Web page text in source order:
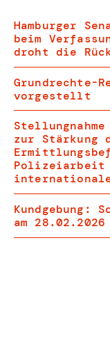
Hamburger
beim
droht die
Grundrechte-
vorgestellt
zur
Polizeiarbeit
am